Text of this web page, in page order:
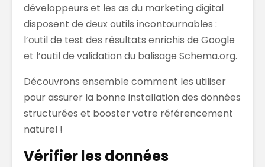
développeurs et les as du marketing digital
disposent de deux outils incontournables :
l’outil de test des résultats enrichis de Google
et l’outil de validation du balisage Schema.org.
Découvrons ensemble comment les utiliser
pour assurer la bonne installation des données
structurées et booster votre référencement
naturel !
Vérifier les données